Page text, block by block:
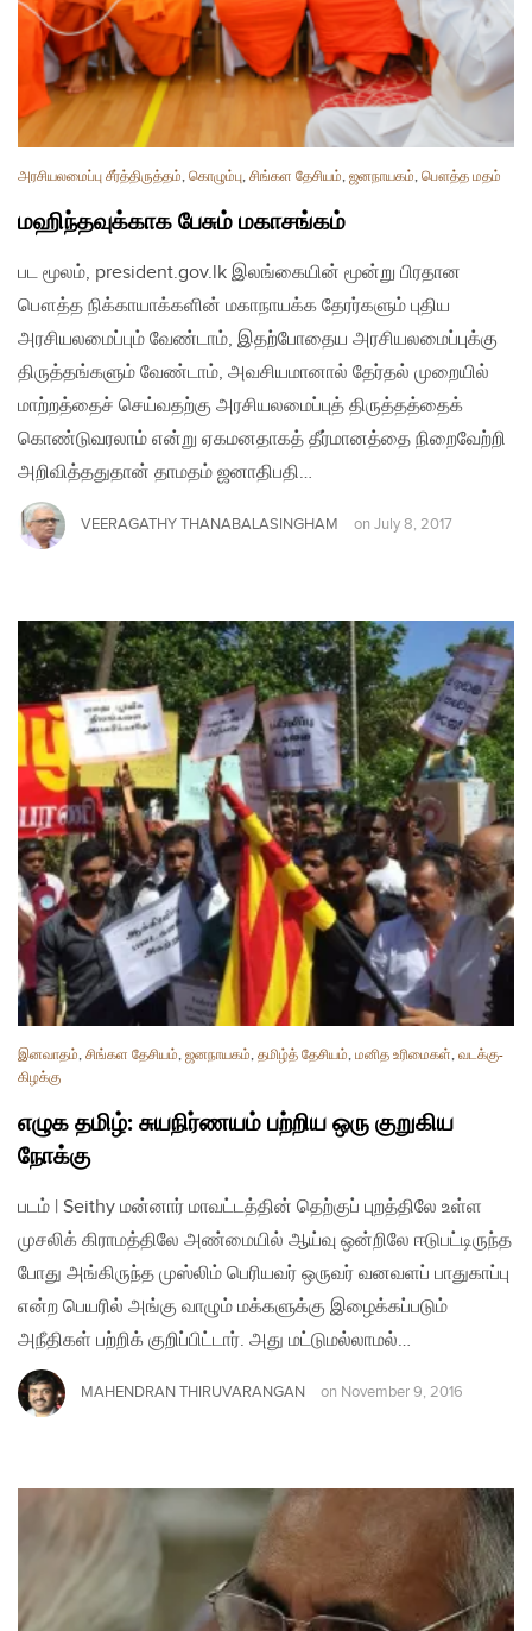
அரசியலமைப்பு சீர்த்திருத்தம், கொழும்பு, சிங்கள தேசியம், ஜனநாயகம், பௌத்த மதம்
மஹிந்தவுக்காக பேசும் மகாசங்கம்
பட மூலம், president.gov.lk இலங்கையின் மூன்று பிரதான
பௌத்த நிக்காயாக்களின் மகாநாயக்க தேரர்களும் புதிய
அரசியலமைப்பும் வேண்டாம், இதற்போதைய அரசியலமைப்புக்கு
திருத்தங்களும் வேண்டாம், அவசியமானால் தேர்தல் முறையில்
மாற்றத்தைச் செய்வதற்கு அரசியலமைப்புத் திருத்தத்தைக்
கொண்டுவரலாம் என்று ஏகமனதாகத் தீர்மானத்தை நிறைவேற்றி
அறிவித்ததுதான் தாமதம் ஜனாதிபதி…
VEERAGATHY THANABALASINGHAM on July 8, 2017
இனவாதம், சிங்கள தேசியம், ஜனநாயகம், தமிழ்த் தேசியம், மனித உரிமைகள், வடக்கு-
கிழக்கு
எழுக தமிழ்: சுயநிர்ணயம் பற்றிய ஒரு குறுகிய
நோக்கு
படம் | Seithy மன்னார் மாவட்டத்தின் தெற்குப் புறத்திலே உள்ள
முசலிக் கிராமத்திலே அண்மையில் ஆய்வு ஒன்றிலே ஈடுபட்டிருந்த
போது அங்கிருந்த முஸ்லிம் பெரியவர் ஒருவர் வனவளப் பாதுகாப்பு
என்ற பெயரில் அங்கு வாழும் மக்களுக்கு இழைக்கப்படும்
அநீதிகள் பற்றிக் குறிப்பிட்டார். அது மட்டுமல்லாமல்…
MAHENDRAN THIRUVARANGAN on November 9, 2016